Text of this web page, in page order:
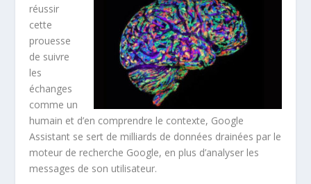
réussir
cette
prouesse
de suivre
les
échanges
comme un
humain et d’en comprendre le contexte, Google
Assistant se sert de milliards de données drainées par le
moteur de recherche Google, en plus d’analyser les
messages de son utilisateur.